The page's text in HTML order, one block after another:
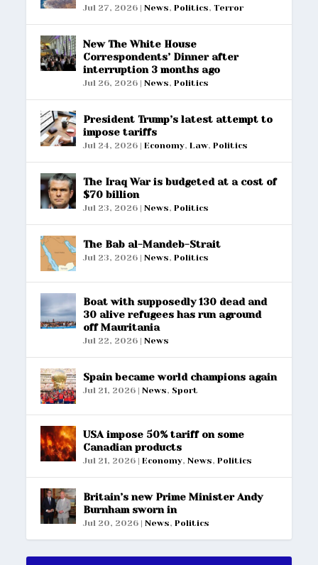
Jul 27, 2026 |News,Politics,Terror
New The White House
Correspondents’ Dinner after
interruption 3 months ago
Jul 26, 2026 |News,Politics
President Trump’s latest attempt to
impose tariffs
Jul 24, 2026 |Economy,Law,Politics
The Iraq War is budgeted at a cost of
$70 billion
Jul 23, 2026 |News,Politics
The Bab al-Mandeb-Strait
Jul 23, 2026 |News,Politics
Boat with supposedly 130 dead and
30 alive refugees has run aground
off Mauritania
Jul 22, 2026 |News
Spain became world champions again
Jul 21, 2026 |News, Sport
USA impose 50% tariff on some
Canadian products
Jul 21, 2026 |Economy,News,Politics
Britain’s new Prime Minister Andy
Burnham sworn in
Jul 20, 2026 |News,Politics